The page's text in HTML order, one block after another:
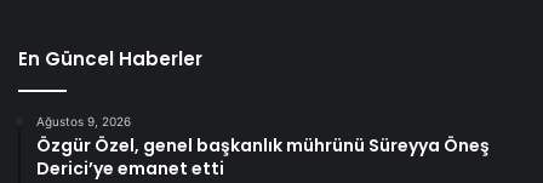
En Güncel Haberler
Ağustos 9, 2026
Özgür Özel, genel başkanlık mührünü Süreyya Öneş
Derici’ye emanet etti